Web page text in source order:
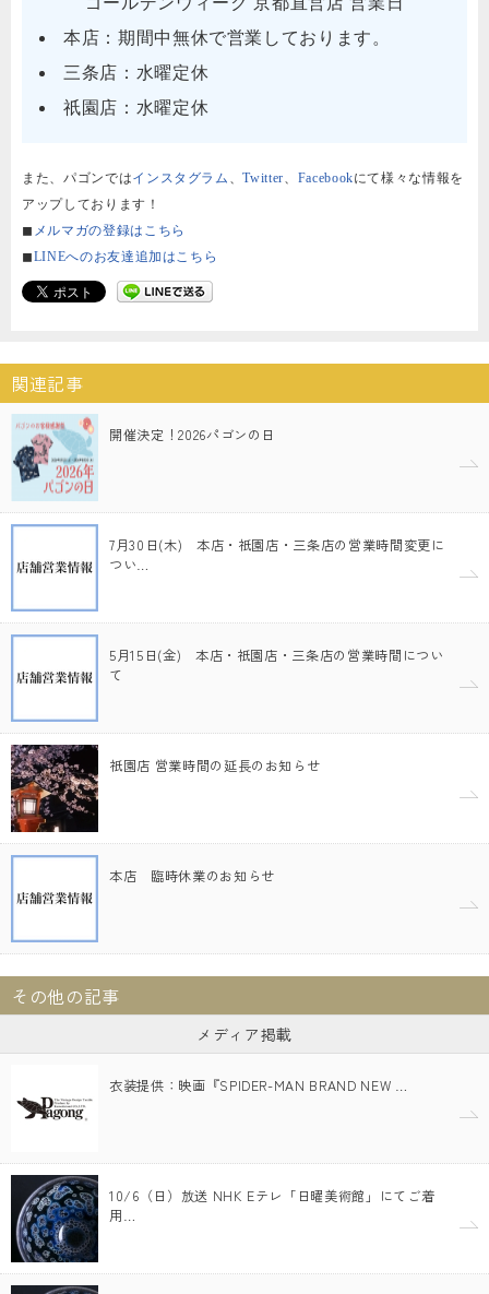
本店：期間中無休で営業しております。
三条店：水曜定休
祇園店：水曜定休
また、パゴンではインスタグラム 、Twitter Facebookにて様々な情報を
アップしております！
◼︎ メルマガの登録はこちら
◼︎LINEへのお友達追加はこちら
関連記事
開催決定！2026パゴンの日
7月30日(木) 本店・祇園店・三条店の営業時間変更に
つい…
5月15日(金) 本店・祇園店・三条店の営業時間につい
て
祇園店 営業時間の延長のお知らせ
本店 臨時休業のお知らせ
その他の記事
メディア掲載
衣装提供：映画『SPIDER-MAN BRAND NEW …
10/6（日）放送 NHK Eテレ「日曜美術館」にてご着
用…